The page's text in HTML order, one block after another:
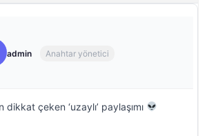
admin Anahtar yönetici
dikkat çeken ‘uzaylı’ paylaşımı